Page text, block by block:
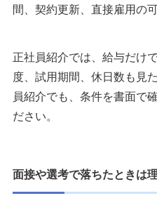
間、契約更新、直接雇用の
正社員紹介では、給与だけ
度、試用期間、休日数も見
員紹介でも、条件を書面で
ださい。
面接や選考で落ちたときは